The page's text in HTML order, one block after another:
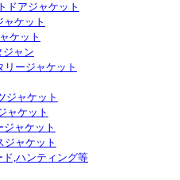
ドアジャケット
ャケット
ケット
ジャン
リージャケット
ジャケット
ャケット
ジャケット
ジャケット
ド,ハンティング等